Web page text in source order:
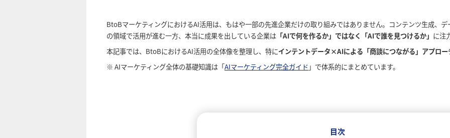
BtoBマーケティングにおけるAI活用は、もはや一部の先進企業だけの取り組みではありません。コンテンツ生成、
の領域で活用が進む一方、本当に成果を出している企業は 「AIで何を作るか」ではなく「AIで誰を見つけるか」 に注
本記事では、BtoBにおけるAI活用の全体像を整理し、特にインテントデータ×AIによる「商談につながる」アプロー
※ AIマーケティング全体の基礎知識は「AIマーケティング完全ガイド 」で体系的にまとめています。
目次